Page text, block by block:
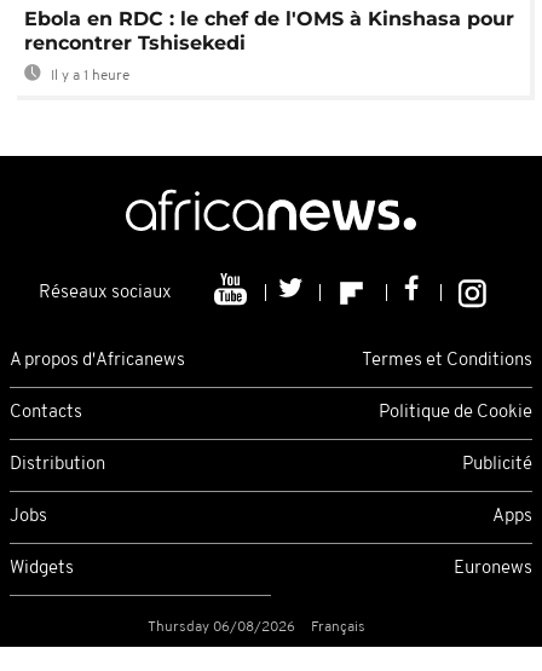
Ebola en RDC : le chef de l'OMS à Kinshasa pour
rencontrer Tshisekedi
Il y a 1 heure
Réseaux sociaux
A propos d'Africanews Termes et Conditions
Contacts Politique de Cookie
Distribution Publicité
Jobs Apps
Widgets Euronews
Thursday 06/08/2026